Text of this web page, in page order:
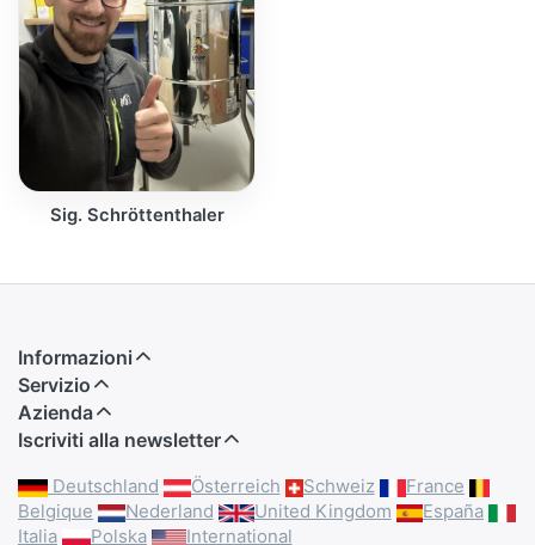
Sig. Schröttenthaler
Informazioni
Servizio
Azienda
Iscriviti alla newsletter
Deutschland Österreich Schweiz
France
Belgique
Nederland United Kingdom
España
Italia
Polska International